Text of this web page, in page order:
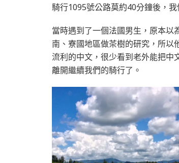
騎行1095號公路莫約40分鐘後，
當時遇到了一個法國男生，原本
南、寮國地區做茶樹的研究，所以
流利的中文，很少看到老外能把中
離開繼續我們的騎行了。